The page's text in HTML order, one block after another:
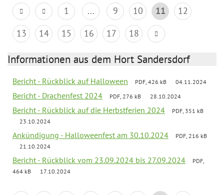
1 ... 9 10 11
12
13
14 15 16 17 18
Informationen aus dem Hort Sandersdorf
Bericht - Rückblick auf Halloween PDF, 426 kB 04.11.2024
Bericht - Drachenfest 2024 PDF, 276 kB 28.10.2024
Bericht - Rückblick auf die Herbstferien 2024
PDF, 351 kB
23.10.2024
Ankündigung - Halloweenfest am 30.10.2024
PDF, 216 kB
21.10.2024
Bericht - Rückblick vom 23.09.2024 bis 27.09.2024
PDF,
464 kB
17.10.2024